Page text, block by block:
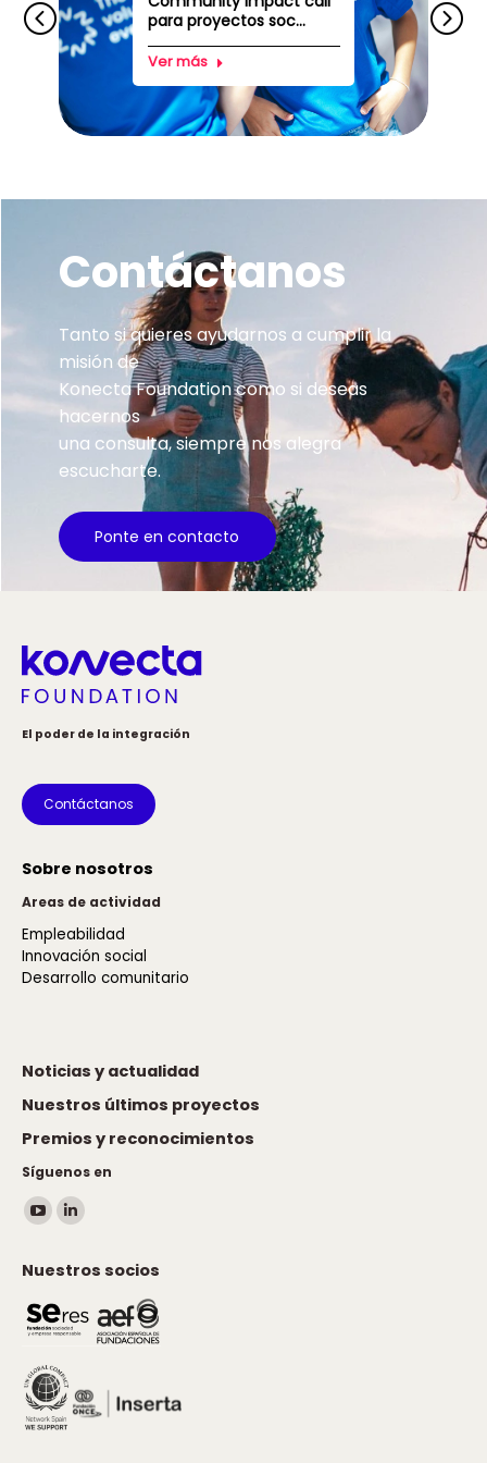
para proyectos soc...
Ver más
Contáctanos
Tanto si quieres ayudarnos a cumplir la
misión de
Konecta Foundation como si deseas
hacernos
una consulta, siempre nos alegra
escucharte.
Ponte en contacto
El poder de la integración
Contáctanos
Sobre nosotros
Areas de actividad
Empleabilidad
Innovación social
Desarrollo comunitario
Noticias y actualidad
Nuestros últimos proyectos
Premios y reconocimientos
Síguenos en
Encuéntranos en:
YouTube
opens
in
new
window
Linkedin
opens
in
new
Nuestros socios